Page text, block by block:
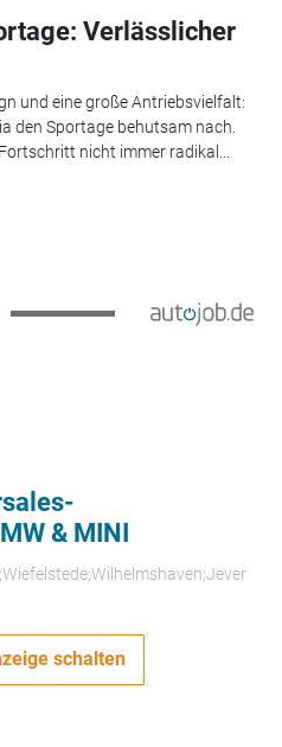
Verlässlicher
und eine große Antriebsvielfalt:
den Sportage behutsam nach.
nicht immer radikal...
& MINI
schalten